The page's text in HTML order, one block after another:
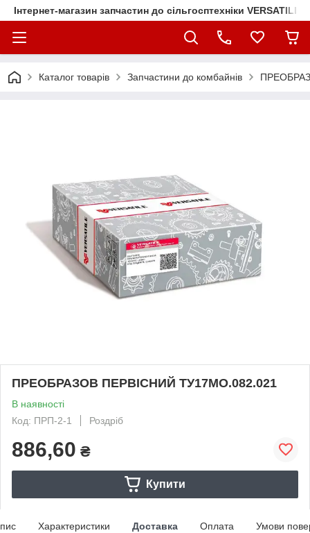
Інтернет-магазин запчастин до сільгосптехніки VERSATILE
Каталог товарів Запчастини до комбайнів
ПРЕОБРАЗОВ ПЕРВІСНИЙ ТУ17МО.082.021
В наявності
Код: ПРП-2-1
Роздріб
886,60 ₴
Купити
Характеристики Доставка Оплата Умови